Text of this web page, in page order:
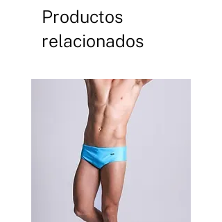
Productos
relacionados